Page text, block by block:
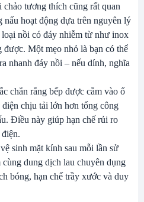
tương thích cũng rất quan
hoạt động dựa trên nguyên lý
nồi có đáy nhiễm từ như inox
được. Một mẹo nhỏ là bạn có thể
nhanh đáy nồi – nếu dính, nghĩa
chắn rằng bếp được cắm vào ổ
chịu tải lớn hơn tổng công
Điều này giúp hạn chế rủi ro
sinh mặt kính sau mỗi lần sử
dung dịch lau chuyên dụng
bóng, hạn chế trầy xước và duy